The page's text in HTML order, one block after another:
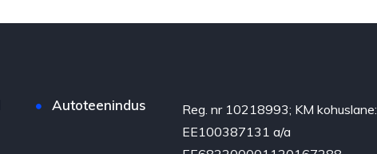
Autoteenindus
Reg. nr 10218993; KM kohuslane:
EE100387131 a/a